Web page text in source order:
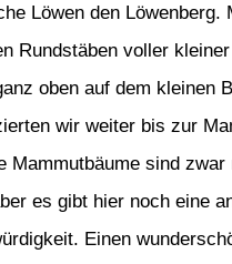
Löwen den Löwenberg.
Rundstäben voller
oben auf dem kleinen
wir weiter bis zur
Mammutbäume sind zwar
es gibt hier noch eine
Einen